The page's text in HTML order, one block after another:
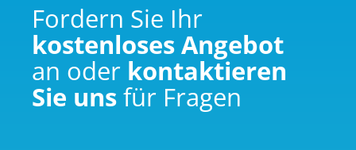
Fordern Sie Ihr
kostenloses Angebot
an oder kontaktieren
Sie unsfür Fragen